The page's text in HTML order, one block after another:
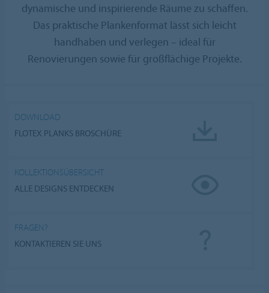
dynamische und inspirierende Räume zu schaffen.
Das praktische Plankenformat lässt sich leicht
handhaben und verlegen – ideal für
Renovierungen sowie für großflächige Projekte.
DOWNLOAD
FLOTEX PLANKS BROSCHÜRE
KOLLEKTIONSÜBERSICHT
ALLE DESIGNS ENTDECKEN
FRAGEN?
KONTAKTIEREN SIE UNS